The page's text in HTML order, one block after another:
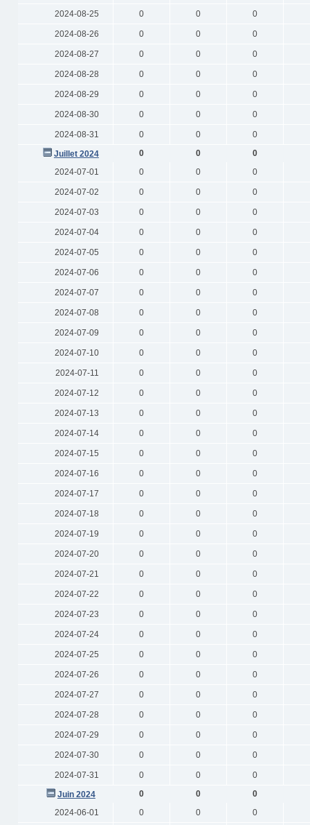
2024-08-25 0 0 0
2024-08-26 0 0 0
2024-08-27 0 0 0
2024-08-28 0 0 0
2024-08-29 0 0 0
2024-08-30 0 0 0
2024-08-31 0 0
0
Juillet 2024
0 0
0
2024-07-01
0 0 0
2024-07-02 0 0 0
2024-07-03 0 0 0
2024-07-04 0 0 0
2024-07-05 0 0 0
2024-07-06 0 0 0
2024-07-07 0 0 0
2024-07-08 0 0 0
2024-07-09 0 0 0
2024-07-10 0 0 0
2024-07-11 0 0 0
2024-07-12 0 0 0
2024-07-13 0 0 0
2024-07-14 0 0 0
2024-07-15 0 0 0
2024-07-16 0 0 0
2024-07-17 0 0 0
2024-07-18 0 0 0
2024-07-19 0 0 0
2024-07-20 0 0 0
2024-07-21 0 0 0
2024-07-22 0 0 0
2024-07-23 0 0 0
2024-07-24 0 0 0
2024-07-25 0 0 0
2024-07-26 0 0 0
2024-07-27 0 0 0
2024-07-28 0 0 0
2024-07-29 0 0 0
2024-07-30 0 0 0
2024-07-31 0 0
0
Juin 2024
0 0
0
2024-06-01
0 0 0